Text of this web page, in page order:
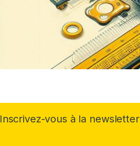
Inscrivez-vous à la newsletter